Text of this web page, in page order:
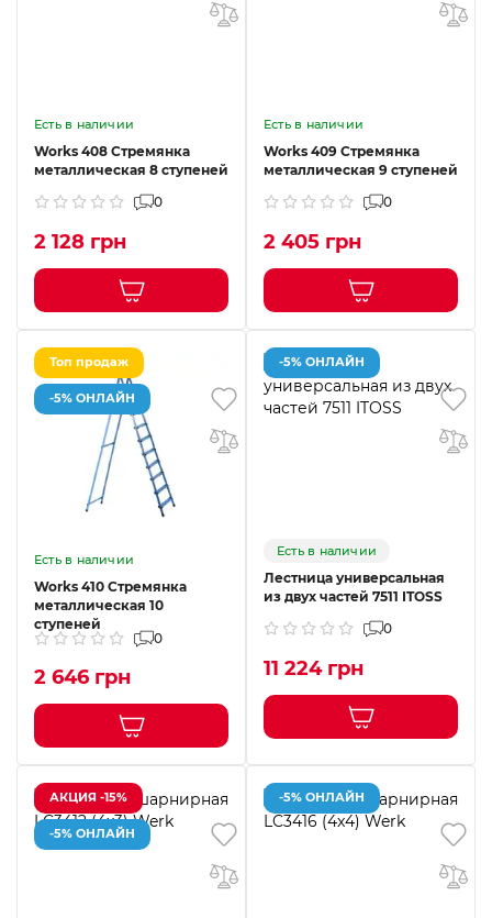
Есть в наличии
Works 408 Стремянка
металлическая 8 ступеней
0
2 128 грн
Есть в наличии
Works 409 Стремянка
металлическая 9 ступеней
0
2 405 грн
Топ продаж
-5% ОНЛАЙН
Есть в наличии
Works 410 Стремянка
металлическая 10
ступеней
0
2 646 грн
-5% ОНЛАЙН
Есть в наличии
Лестница универсальная
из двух частей 7511 ITOSS
0
11 224 грн
АКЦИЯ -15%
-5% ОНЛАЙН
-5% ОНЛАЙН